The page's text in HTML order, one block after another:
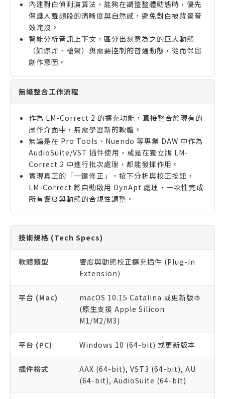
內建對白偵測演算法，能夠在調整整體動態時，優先
保護人聲頻段的清晰度與自然感，避免對白被背景音
效淹沒。
智能分析音訊上下文，區分出刻意為之的巨大動態
（如爆炸、槍聲）與需要控制的普通動態，從而保留
創作意圖。
無縫整合工作流程
作為 LM-Correct 2 的擴充功能，直接整合於現有的
操作介面中，無需學習新的軟體。
無論是在 Pro Tools、Nuendo 等專業 DAW 中作為
AudioSuite/VST 插件使用，或是在獨立版 LM-
Correct 2 中進行批次處理，都能發揮作用。
實現真正的「一鍵修正」，按下分析與校正按鈕，
LM-Correct 將自動啟用 DynApt 處理，一次性完成
所有響度與動態的合規性調整。
技術規格 (Tech Specs)
軟體類型
響度與動態校正擴充插件 (Plug-in
Extension)
平台 (Mac)
macOS 10.15 Catalina 或更新版本
(原生支援 Apple Silicon
M1/M2/M3)
平台 (PC) Windows 10 (64-bit) 或更新版本
插件格式
AAX (64-bit), VST3 (64-bit), AU
(64-bit), AudioSuite (64-bit)